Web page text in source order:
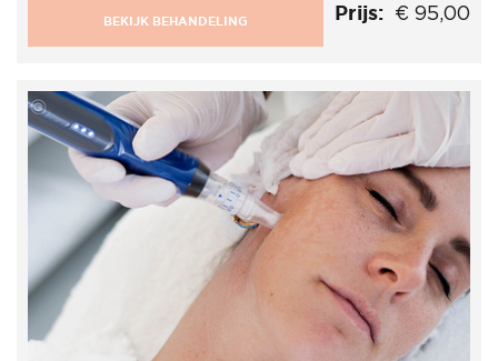
BEKIJK BEHANDELING Prijs: € 95,00